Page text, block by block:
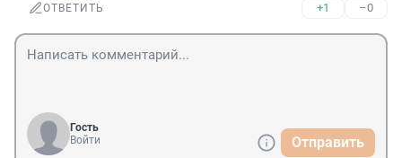
ОТВЕТИТЬ +1 –0
Гость
Войти
Отправить